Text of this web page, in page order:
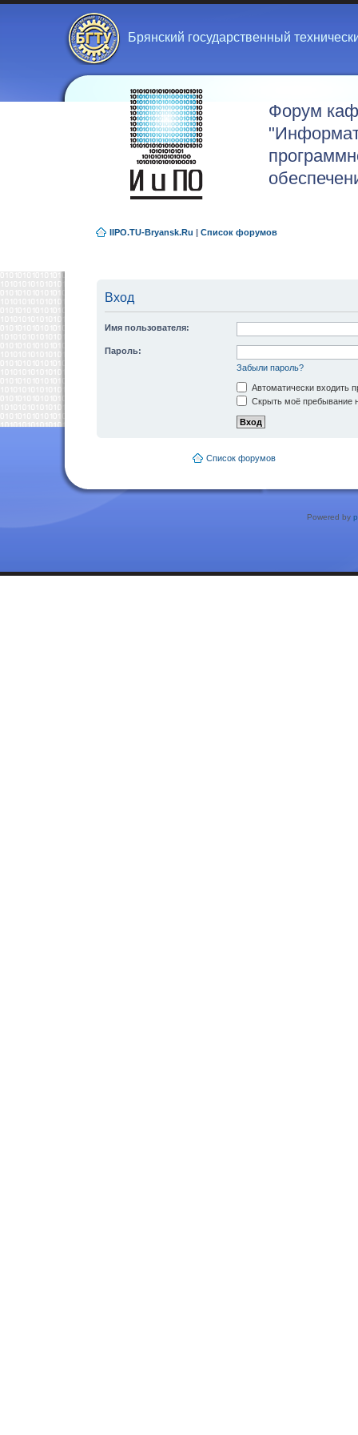
Брянский государственный
Форум
IIPO.TU-Bryansk.Ru | Список форумов
Вход
Имя пользователя:
Пароль:
Забыли пароль?
Автоматически входить
Скрыть моё пребывание
Список форумов
Powered by